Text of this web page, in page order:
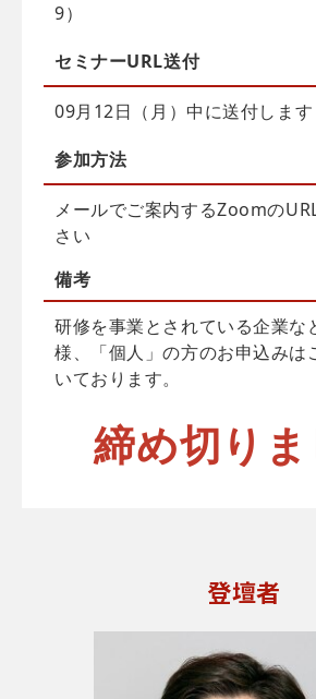
9）
セミナーURL送付
09月12日（月）中に送付します
参加方法
メールでご案内するZoomの
さい
備考
研修を事業とされている企業な
様、「個人」の方のお申込みは
いております。
締め切り
登壇者